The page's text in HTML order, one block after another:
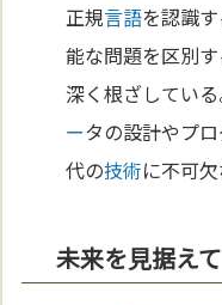
正規言語を認識
能な問題を区別
深く根ざしてい
ータの設計やプ
代の技術に不可
未来を見据えて